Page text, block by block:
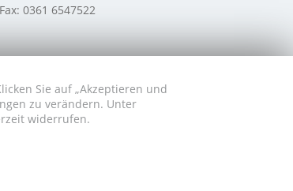
0361 6547522
Sie auf „Akzeptieren und
zu verändern. Unter
widerrufen.